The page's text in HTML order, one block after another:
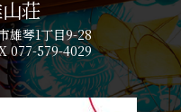
荘
雄琴1丁目9-28
077-579-4029